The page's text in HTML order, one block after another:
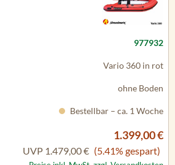
977932
Vario 360 in rot
ohne Boden
Bestellbar – ca. 1 Woche
1.399,00 €
UVP 1.479,00 € (5.41% gespart)